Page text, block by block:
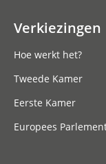
Verkiezingen
Hoe werkt het?
Tweede Kamer
Eerste Kamer
Europees